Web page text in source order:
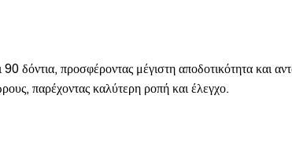
δόντια, προσφέροντας μέγιστη αποδοτικότητα και
παρέχοντας καλύτερη ροπή και έλεγχο.